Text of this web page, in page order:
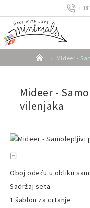
Mideer -
Mideer -
vilenjaka
Oboj odeću u obliku
Sadržaj seta:
1 šablon za crtanje